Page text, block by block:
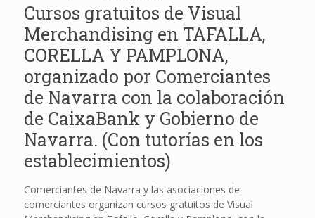
Cursos gratuitos de Visual
Merchandising en TAFALLA,
CORELLA Y PAMPLONA,
organizado por Comerciantes
de Navarra con la colaboración
de CaixaBank y Gobierno de
Navarra. (Con tutorías en los
establecimientos)
Comerciantes de Navarra y las asociaciones de
comerciantes organizan cursos gratuitos de Visual